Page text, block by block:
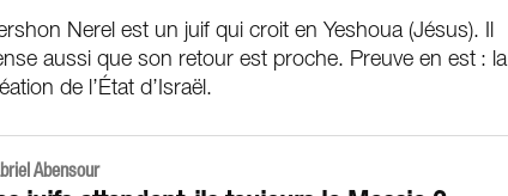
Nerel est un juif qui croit en Yeshoua (Jésus). Il
aussi que son retour est proche. Preuve en est : la
de l’État d’Israël.
Abensour